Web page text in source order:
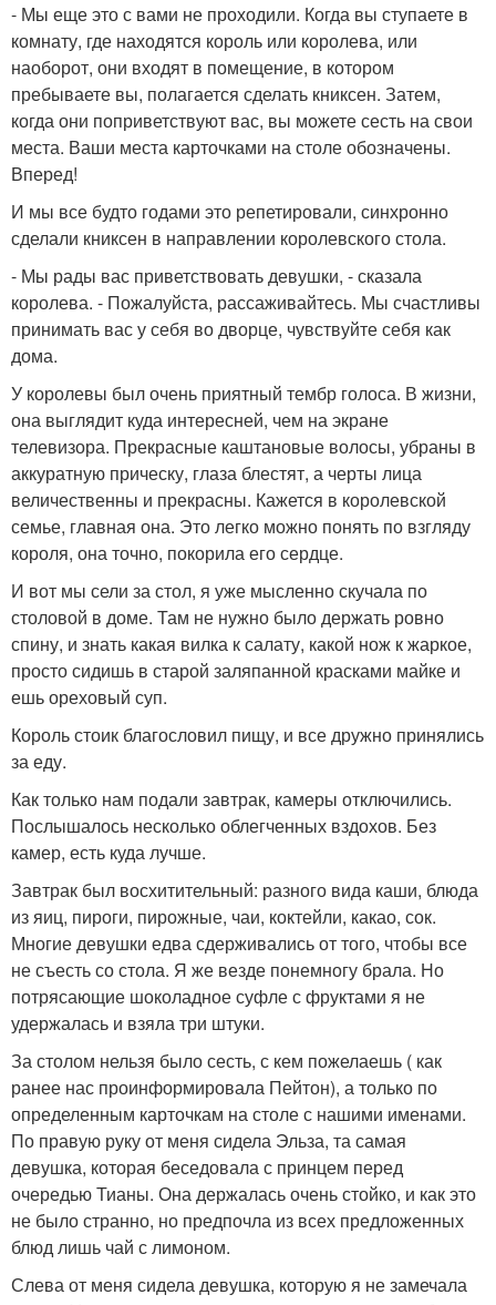
- Мы еще это с вами не проходили. Когда вы ступаете в
комнату, где находятся король или королева, или
наоборот, они входят в помещение, в котором
пребываете вы, полагается сделать книксен. Затем,
когда они поприветствуют вас, вы можете сесть на свои
места. Ваши места карточками на столе обозначены.
Вперед!
И мы все будто годами это репетировали, синхронно
сделали книксен в направлении королевского стола.
- Мы рады вас приветствовать девушки, - сказала
королева. - Пожалуйста, рассаживайтесь. Мы счастливы
принимать вас у себя во дворце, чувствуйте себя как
дома.
У королевы был очень приятный тембр голоса. В жизни,
она выглядит куда интересней, чем на экране
телевизора. Прекрасные каштановые волосы, убраны в
аккуратную прическу, глаза блестят, а черты лица
величественны и прекрасны. Кажется в королевской
семье, главная она. Это легко можно понять по взгляду
короля, она точно, покорила его сердце.
И вот мы сели за стол, я уже мысленно скучала по
столовой в доме. Там не нужно было держать ровно
спину, и знать какая вилка к салату, какой нож к жаркое,
просто сидишь в старой заляпанной красками майке и
ешь ореховый суп.
Король стоик благословил пищу, и все дружно принялись
за еду.
Как только нам подали завтрак, камеры отключились.
Послышалось несколько облегченных вздохов. Без
камер, есть куда лучше.
Завтрак был восхитительный: разного вида каши, блюда
из яиц, пироги, пирожные, чаи, коктейли, какао, сок.
Многие девушки едва сдерживались от того, чтобы все
не съесть со стола. Я же везде понемногу брала. Но
потрясающие шоколадное суфле с фруктами я не
удержалась и взяла три штуки.
За столом нельзя было сесть, с кем пожелаешь ( как
ранее нас проинформировала Пейтон), а только по
определенным карточкам на столе с нашими именами.
По правую руку от меня сидела Эльза, та самая
девушка, которая беседовала с принцем перед
очередью Тианы. Она держалась очень стойко, и как это
не было странно, но предпочла из всех предложенных
блюд лишь чай с лимоном.
Слева от меня сидела девушка, которую я не замечала